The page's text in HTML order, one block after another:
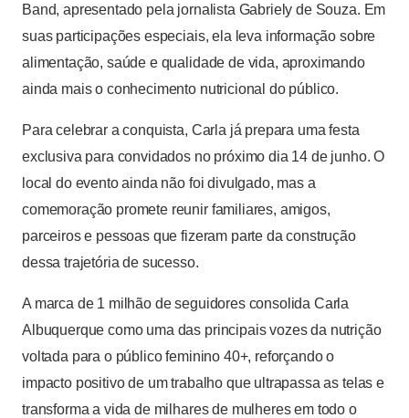
Band, apresentado pela jornalista Gabriely de Souza. Em
suas participações especiais, ela leva informação sobre
alimentação, saúde e qualidade de vida, aproximando
ainda mais o conhecimento nutricional do público.
Para celebrar a conquista, Carla já prepara uma festa
exclusiva para convidados no próximo dia 14 de junho. O
local do evento ainda não foi divulgado, mas a
comemoração promete reunir familiares, amigos,
parceiros e pessoas que fizeram parte da construção
dessa trajetória de sucesso.
A marca de 1 milhão de seguidores consolida Carla
Albuquerque como uma das principais vozes da nutrição
voltada para o público feminino 40+, reforçando o
impacto positivo de um trabalho que ultrapassa as telas e
transforma a vida de milhares de mulheres em todo o